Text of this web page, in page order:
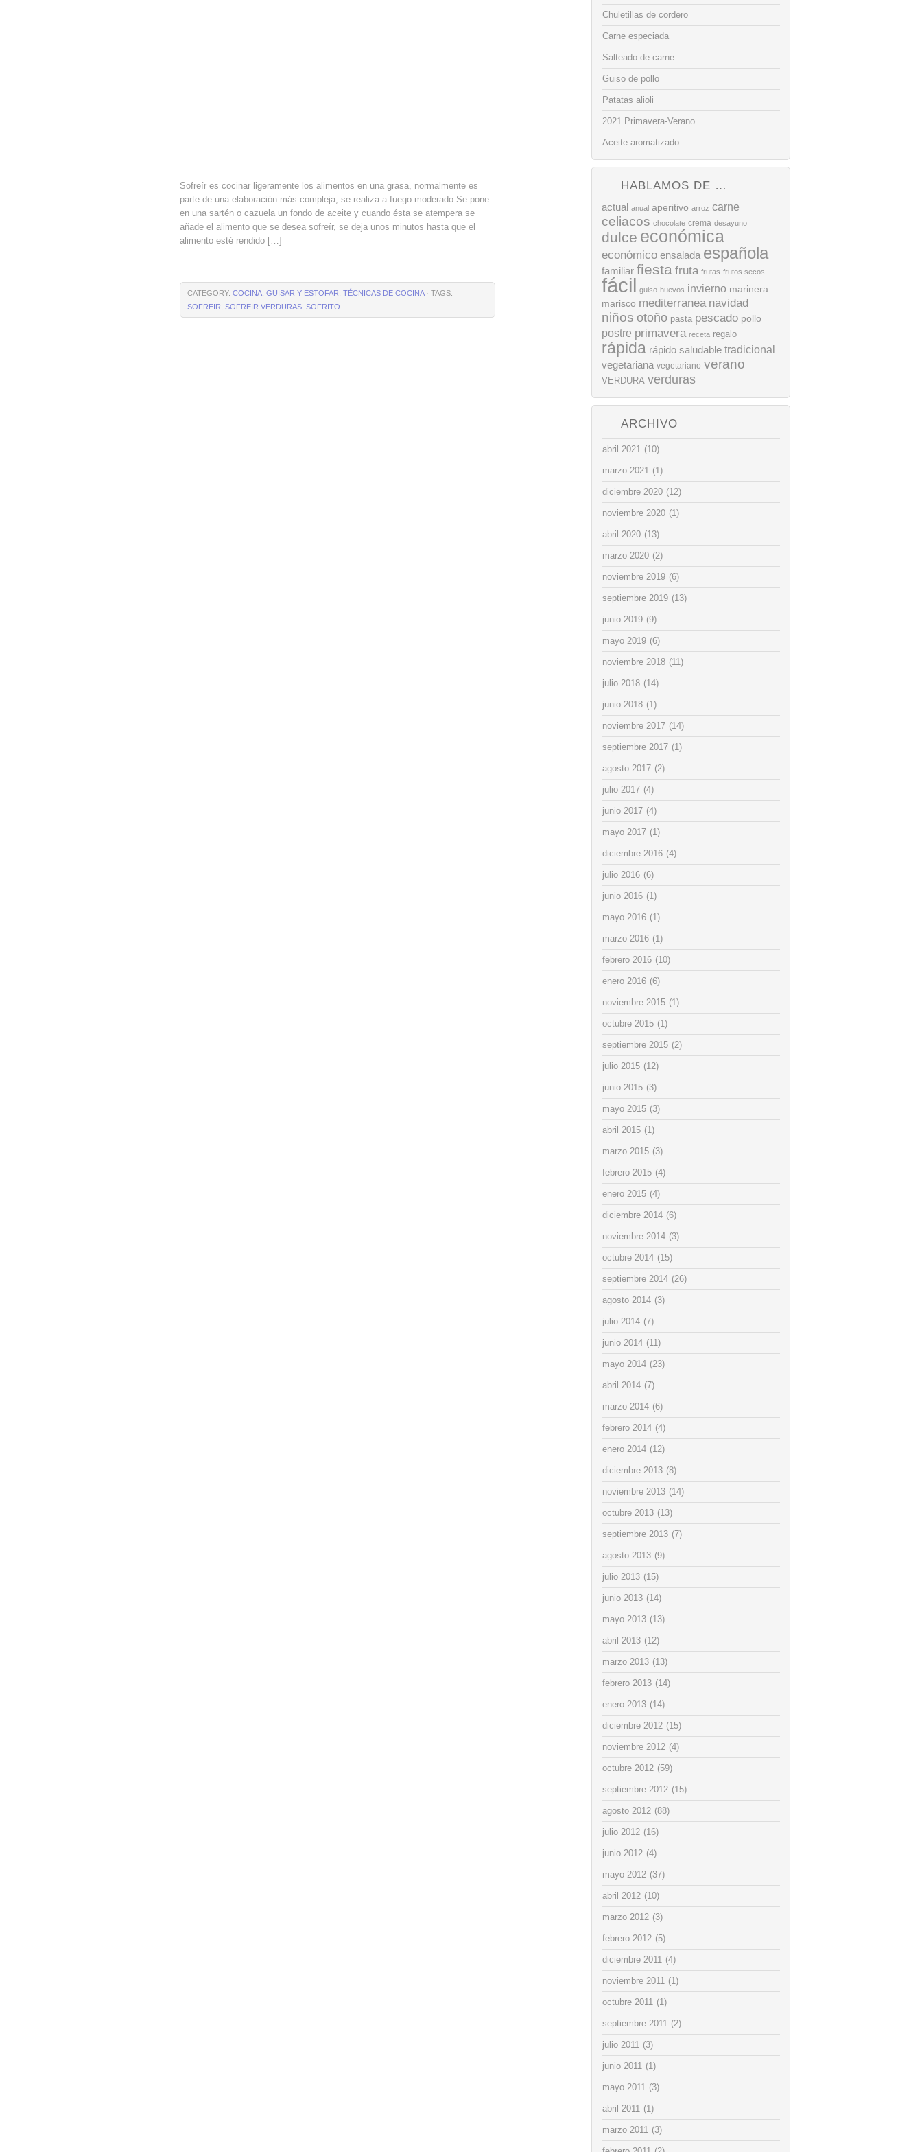
Sofreír es cocinar ligeramente los alimentos en una grasa, normalmente es
parte de una elaboración más compleja, se realiza a fuego moderado.Se pone
en una sartén o cazuela un fondo de aceite y cuando ésta se atempera se
añade el alimento que se desea sofreír, se deja unos minutos hasta que el
alimento esté rendido […]
CATEGORY: COCINA GUISAR Y ESTOFAR TÉCNICAS DE COCINA· TAGS:
SOFREIR SOFREIR VERDURAS SOFRITO
Chuletillas de cordero
Carne especiada
Salteado de carne
Guiso de pollo
Patatas alioli
2021 Primavera-Verano
Aceite aromatizado
HABLAMOS DE …
actual anual aperitivo arroz carne
celiacos chocolate crema desayuno
dulce económica
económico ensalada española
familiar fiesta fruta frutas frutos secos
fácil guiso huevos invierno marinera
marisco mediterranea navidad
niños otoño pasta pescado pollo
postre primavera receta regalo
rápida rápido saludable tradicional
vegetariana vegetariano verano
VERDURA verduras
ARCHIVO
abril 2021 (10)
marzo 2021 (1)
diciembre 2020 (12)
noviembre 2020 (1)
abril 2020 (13)
marzo 2020 (2)
noviembre 2019 (6)
septiembre 2019 (13)
junio 2019 (9)
mayo 2019 (6)
noviembre 2018 (11)
julio 2018 (14)
junio 2018 (1)
noviembre 2017 (14)
septiembre 2017 (1)
agosto 2017 (2)
julio 2017 (4)
junio 2017 (4)
mayo 2017 (1)
diciembre 2016 (4)
julio 2016 (6)
junio 2016 (1)
mayo 2016 (1)
marzo 2016 (1)
febrero 2016 (10)
enero 2016 (6)
noviembre 2015 (1)
octubre 2015 (1)
septiembre 2015 (2)
julio 2015 (12)
junio 2015 (3)
mayo 2015 (3)
abril 2015 (1)
marzo 2015 (3)
febrero 2015 (4)
enero 2015 (4)
diciembre 2014 (6)
noviembre 2014 (3)
octubre 2014 (15)
septiembre 2014 (26)
agosto 2014 (3)
julio 2014 (7)
junio 2014 (11)
mayo 2014 (23)
abril 2014 (7)
marzo 2014 (6)
febrero 2014 (4)
enero 2014 (12)
diciembre 2013 (8)
noviembre 2013 (14)
octubre 2013 (13)
septiembre 2013 (7)
agosto 2013 (9)
julio 2013 (15)
junio 2013 (14)
mayo 2013 (13)
abril 2013 (12)
marzo 2013 (13)
febrero 2013 (14)
enero 2013 (14)
diciembre 2012 (15)
noviembre 2012 (4)
octubre 2012 (59)
septiembre 2012 (15)
agosto 2012 (88)
julio 2012 (16)
junio 2012 (4)
mayo 2012 (37)
abril 2012 (10)
marzo 2012 (3)
febrero 2012 (5)
diciembre 2011 (4)
noviembre 2011 (1)
octubre 2011 (1)
septiembre 2011 (2)
julio 2011 (3)
junio 2011 (1)
mayo 2011 (3)
abril 2011 (1)
marzo 2011 (3)